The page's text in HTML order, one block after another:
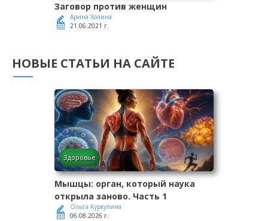
Заговор против женщин
Арина Холина
21.06.2021 г.
НОВЫЕ СТАТЬИ НА САЙТЕ
Здоровье
Мышцы: орган, который наука
открыла заново. Часть 1
Ольга Куркулина
06.08.2026 г.